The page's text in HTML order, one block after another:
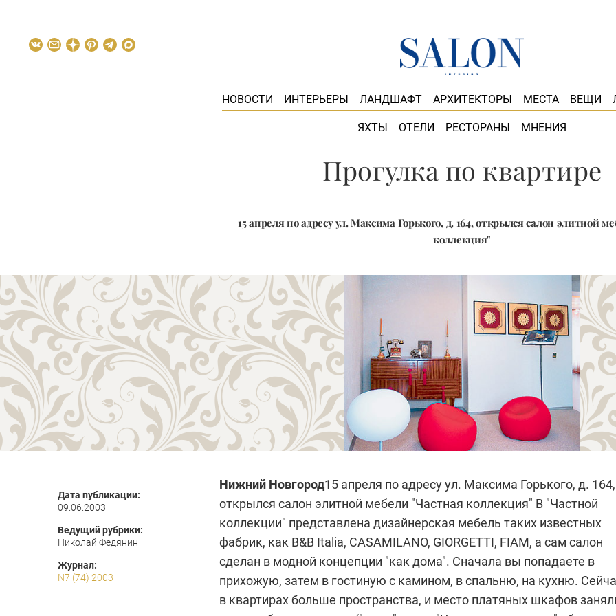
НОВОСТИ ИНТЕРЬЕРЫ ЛАНДШАФТ АРХИТЕКТОРЫ МЕСТА ВЕЩИ
ЯХТЫ ОТЕЛИ РЕСТОРАНЫ МНЕНИЯ
Прогулка по квартире
15 апреля по адресу ул. Максима Горького, д. 164, открылся салон элитной
коллекция"
Дата публикации:
09.06.2003
Ведущий рубрики:
Николай Федянин
Журнал:
N7 (74) 2003
Нижний Новгород15 апреля по адресу ул. Максима Горького, д. 164,
открылся салон элитной мебели "Частная коллекция" В "Частной
коллекции" представлена дизайнерская мебель таких известных
фабрик, как B&B Italia, CASAMILANO, GIORGETTI, FIAM, а сам салон
сделан в модной концепции "как дома". Сначала вы попадаете в
прихожую, затем в гостиную с камином, в спальню, на кухню.
в квартирах больше пространства, и место платяных шкафов